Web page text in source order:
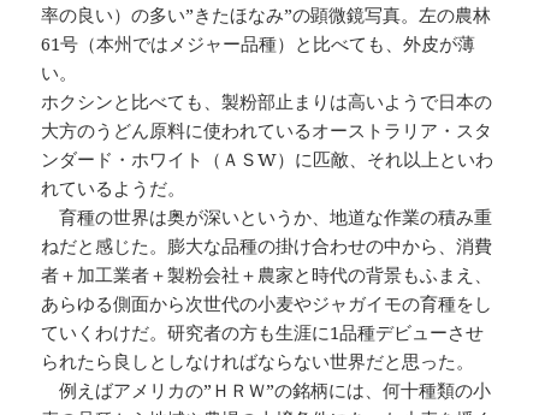
率の良い）の多い”きたほなみ”の顕微鏡写真。左の農林
61号（本州ではメジャー品種）と比べても、外皮が薄
い。
ホクシンと比べても、製粉部止まりは高いようで日本の
大方のうどん原料に使われているオーストラリア・スタ
ンダード・ホワイト（ＡＳW）に匹敵、それ以上といわ
れているようだ。
育種の世界は奥が深いというか、地道な作業の積み重
ねだと感じた。膨大な品種の掛け合わせの中から、消費
者＋加工業者＋製粉会社＋農家と時代の背景もふまえ、
あらゆる側面から次世代の小麦やジャガイモの育種をし
ていくわけだ。研究者の方も生涯に1品種デビューさせ
られたら良しとしなければならない世界だと思った。
例えばアメリカの”ＨＲＷ”の銘柄には、何十種類の小